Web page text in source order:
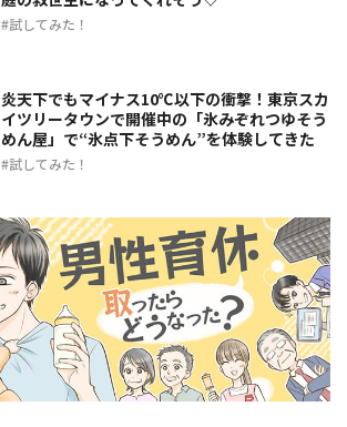
試してみた！
炎天下でもマイナス10℃以下の衝撃！東京スカ
イツリータウンで開催中の「氷みぞれつゆそう
めん屋」で“氷点下そうめん”を体験してきた
試してみた！